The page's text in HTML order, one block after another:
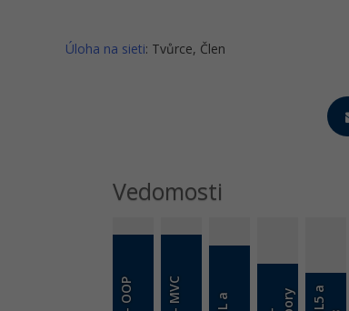
Úloha na sieti: Tvůrce, Člen
Vedomosti